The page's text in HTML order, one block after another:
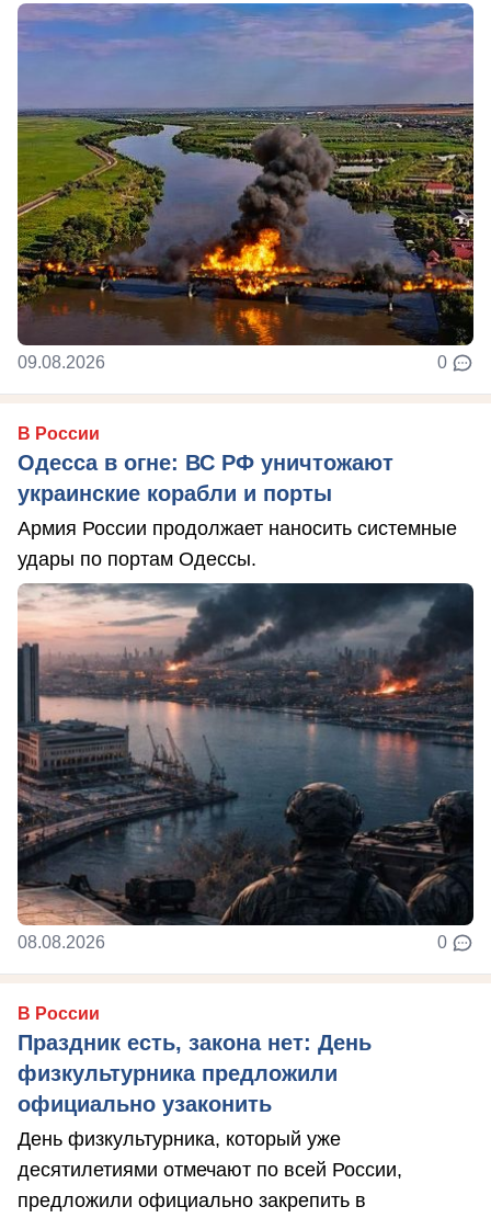
09.08.2026 0
В России
Одесса в огне: ВС РФ уничтожают
украинские корабли и порты
Армия России продолжает наносить системные
удары по портам Одессы.
08.08.2026 0
В России
Праздник есть, закона нет: День
физкультурника предложили
официально узаконить
День физкультурника, который уже
десятилетиями отмечают по всей России,
предложили официально закрепить в